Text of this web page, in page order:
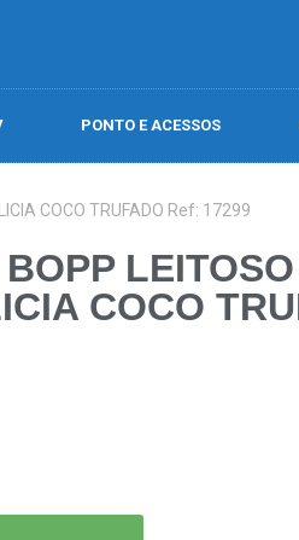
PONTO E ACESSOS
COCO TRUFADO Ref: 17299
COCO